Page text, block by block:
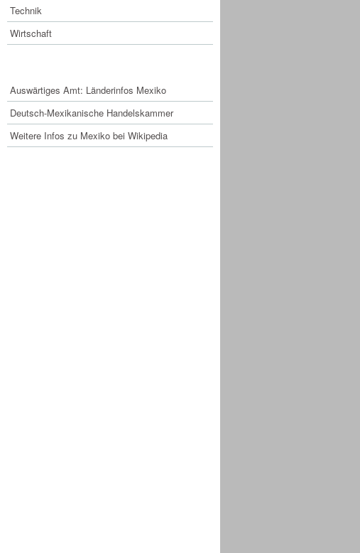
Technik
Wirtschaft
Auswärtiges Amt: Länderinfos Mexiko
Deutsch-Mexikanische Handelskammer
Weitere Infos zu Mexiko bei Wikipedia